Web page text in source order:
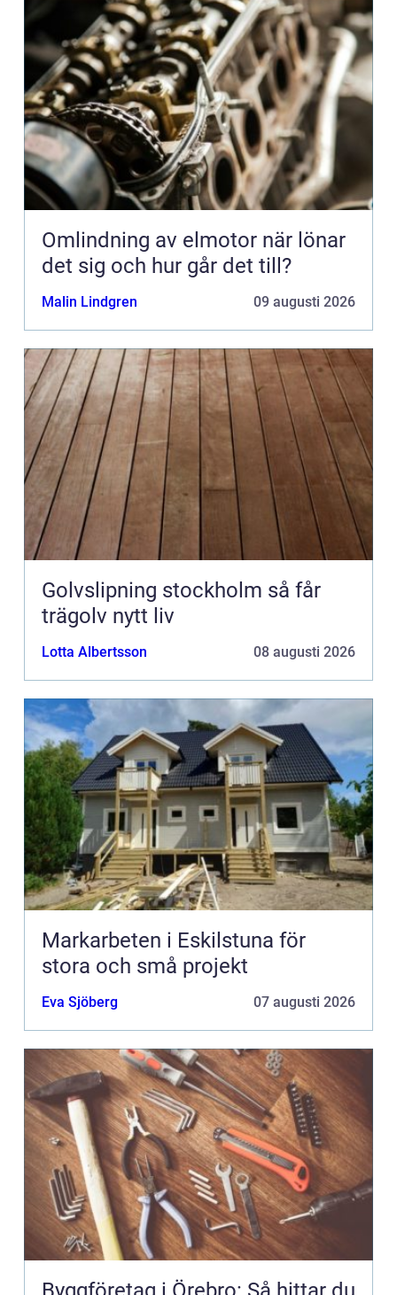
Omlindning av elmotor när lönar
det sig och hur går det till?
Malin Lindgren 09 augusti 2026
Golvslipning stockholm så får
trägolv nytt liv
Lotta Albertsson 08 augusti 2026
Markarbeten i Eskilstuna för
stora och små projekt
Eva Sjöberg 07 augusti 2026